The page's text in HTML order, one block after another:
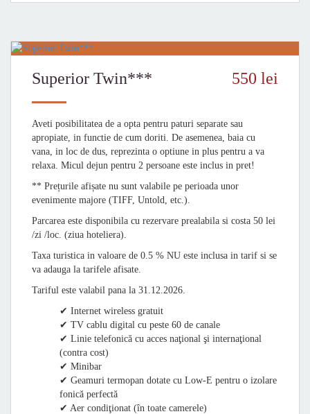
Superior Twin*** 550 lei
Aveti posibilitatea de a opta pentru paturi separate sau
apropiate, in functie de cum doriti. De asemenea, baia cu
vana, in loc de dus, reprezinta o optiune in plus pentru a va
relaxa. Micul dejun pentru 2 persoane este inclus in pret!
** Prețurile afișate nu sunt valabile pe perioada unor
evenimente majore (TIFF, Untold, etc.).
Parcarea este disponibila cu rezervare prealabila si costa 50 lei
/zi /loc. (ziua hoteliera).
Taxa turistica in valoare de 0.5 % NU este inclusa in tarif si se
va adauga la tarifele afisate.
Tariful este valabil pana la 31.12.2026.
✔ Internet wireless gratuit
✔ TV cablu digital cu peste 60 de canale
✔ Linie telefonică cu acces naţional şi internaţional
(contra cost)
✔ Minibar
✔ Geamuri termopan dotate cu Low-E pentru o izolare
fonică perfectă
✔ Aer condiţionat (în toate camerele)